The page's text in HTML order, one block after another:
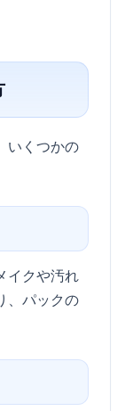
いくつかの
イクや汚れ
、パックの